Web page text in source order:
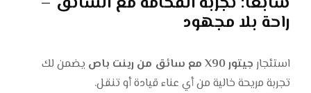
راحة بلا مجهود
استئجار جيتور X90 مع سائق من رينت باص
يضمن لك
تجربة مريحة خالية من أي عناء قيادة أو تنقل.